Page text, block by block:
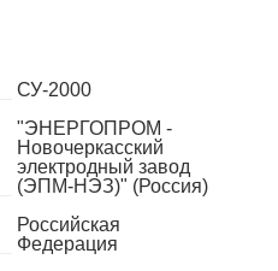
СУ-2000
"ЭНЕРГОПРОМ -
Новочеркасский
электродный завод
(ЭПМ-НЭЗ)" (Россия)
Российская
Федерация